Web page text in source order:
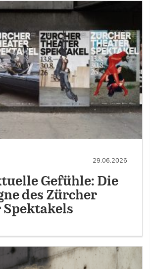
29.06.2026
Gefühle: Die
des Zürcher
Spektakels